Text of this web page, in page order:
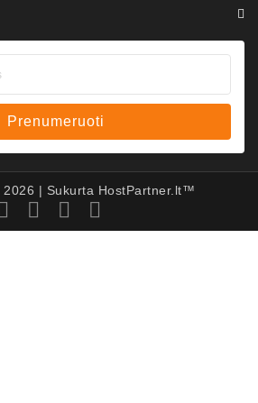
Prenumeruoti
2026 | Sukurta HostPartner.lt™